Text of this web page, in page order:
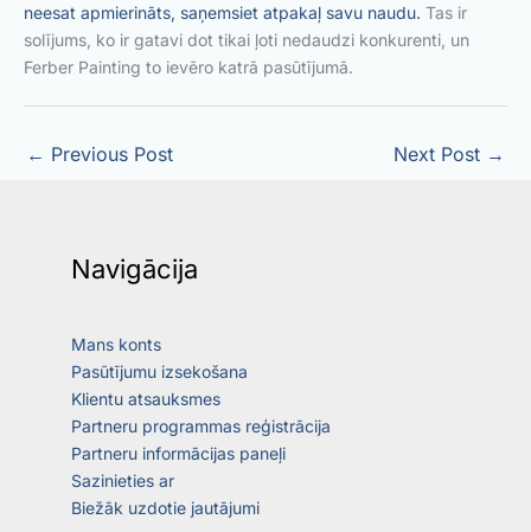
neesat apmierināts, saņemsiet atpakaļ savu naudu. Tas ir
solījums, ko ir gatavi dot tikai ļoti nedaudzi konkurenti, un
Ferber Painting to ievēro katrā pasūtījumā.
← Previous Post Next Post →
Navigācija
Mans konts
Pasūtījumu izsekošana
Klientu atsauksmes
Partneru programmas reģistrācija
Partneru informācijas paneļi
Sazinieties ar
Biežāk uzdotie jautājumi